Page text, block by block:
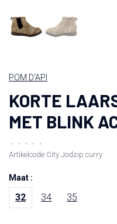
POM D'API
KORTE
MET BLINK
• • • •
•
Artikelcode City Jodzip curry
Maat :
32 34 35